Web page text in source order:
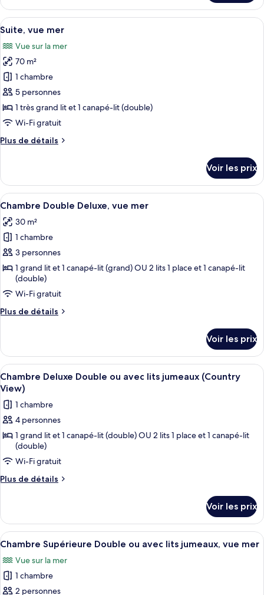
le
type
de
Suite
Panoramique
Afficher
toutes
les
photos
pour
ce
type
de
chambre :
Suite,
Une chambre d’hôtel moderne avec
10
Suite, vue mer
Vue sur la mer
70 m²
1 chambre
5 personnes
1 très grand lit et 1 canapé-lit (double)
Wi-Fi gratuit
Plus de détails
Plus
le
type
de
Suite,
vue
Voir les prix
Afficher
toutes
les
photos
pour
ce
type
de
chambre :
Deluxe,
vue
mer
Un balcon avec une table et une
5
Chambre Double Deluxe, vue mer
30 m²
1 chambre
3 personnes
1 grand lit et 1 canapé-lit (grand) OU 2 lits 1 place et 1 canapé-lit
(double)
Wi-Fi gratuit
Plus de détails
Plus
le
type
de
chambre
Chambre
Double
Deluxe,
mer
Voir les prix
Afficher
toutes
les
photos
pour
ce
type
de
chambre :
Double
ou
avec
lits
jumeaux
(Country
Une chambre d’hôtel avec un
7
Chambre Deluxe Double ou avec lits jumeaux (Country
View)
1 chambre
4 personnes
1 grand lit et 1 canapé-lit (double) OU 2 lits 1 place et 1 canapé-lit
(double)
Wi-Fi gratuit
Plus de détails
Plus
le
type
de
Chambre
Deluxe
Voir les prix
Afficher
toutes
les
photos
pour
Une chambre d’hôtel avec un lit, un
6
Chambre Supérieure Double ou avec lits jumeaux, vue mer
Vue sur la mer
1 chambre
2 personnes